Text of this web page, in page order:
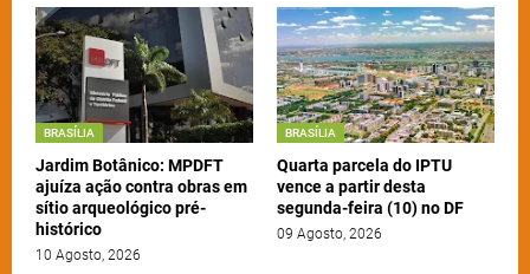
BRASÍLIA
Jardim Botânico: MPDFT
ajuíza ação contra obras em
sítio arqueológico pré-
histórico
10 Agosto, 2026
BRASÍLIA
Quarta parcela do IPTU
vence a partir desta
segunda-feira (10) no DF
09 Agosto, 2026